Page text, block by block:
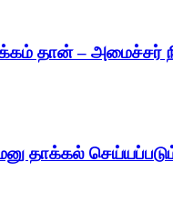
தான் – அமைச்சர்
மனு தாக்கல்